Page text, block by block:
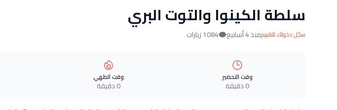
سلطة الكينوا والتوت البري
سجّل دخولك للتقييممنذ 4 أسابيع 1084 زيارات
وقت التحضير
0 دقيقة
وقت الطهي
0 دقيقة